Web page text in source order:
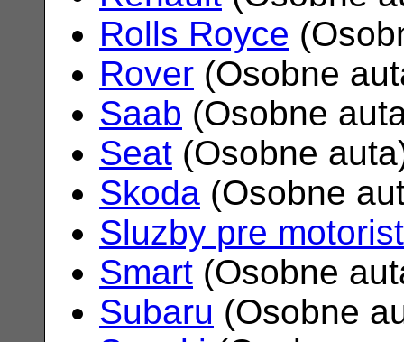
Rolls Royce
Rover (Osobne
Saab (Osobne
Seat (Osobne
Skoda (Osobne
Sluzby pre
Smart (Osobne
Subaru (Osobne